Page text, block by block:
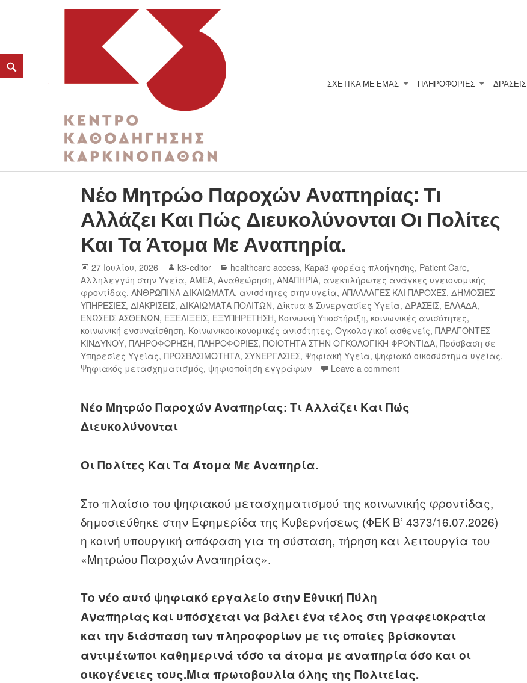
K3
ΚΕΝΤΡΟ ΚΑΘΟΔΗΓΗΣΗΣ ΚΑΡΚΙΝΟΠΑΘΩΝ
ΣΧΕΤΙΚΆ ΜΕ ΕΜΆΣ ΠΛΗΡΟΦΟΡΙΕΣ ΔΡΑΣΕΙΣ
ΚΑΤΗΓΟΡΊΑ:
Νέο Μητρώο Παροχών Αναπηρίας: Τι
Αλλάζει Και Πώς Διευκολύνονται Οι Πολίτες
Και Τα Άτομα Με Αναπηρία.
27 Ιουλίου, 2026 k3-editor healthcare access, Kapa3 φορέας πλοήγησης, Patient Care,
Αλληλεγγύη στην Υγεία,ΑΜΕΑ,Αναθεώρηση,ΑΝΑΠΗΡΙΑ, ανεκπλήρωτες ανάγκες υγειονομικής
φροντίδας,ΑΝΘΡΩΠΙΝΑ ΔΙΚΑΙΩΜΑΤΑ, ανισότητες στην υγεία,ΑΠΑΛΛΑΓΕΣ ΚΑΙ ΠΑΡΟΧΕΣ,ΔΗΜΟΣΙΕΣ
ΥΠΗΡΕΣΙΕΣ,ΔΙΑΚΡΙΣΕΙΣ,ΔΙΚΑΙΩΜΑΤΑ ΠΟΛΙΤΩΝ,Δίκτυα & Συνεργασίες Υγεία,ΔΡΑΣΕΙΣ, ΕΛΛΑΔΑ,
ΕΝΩΣΕΙΣ ΑΣΘΕΝΩΝ, ΕΞΕΛΙΞΕΙΣ, ΕΞΥΠΗΡΕΤΗΣΗ, Κοινωική Υποστήριξη,κοινωνικές ανισότητες,
κοινωνική ενσυναίσθηση, Κοινωνικοοικονομικές ανισότητες,Ογκολογικοί ασθενείς,ΠΑΡΑΓΟΝΤΕΣ
ΚΙΝΔΥΝΟΥ,ΠΛΗΡΟΦΟΡΗΣΗ,ΠΛΗΡΟΦΟΡΙΕΣ,ΠΟΙΟΤΗΤΑ ΣΤΗΝ ΟΓΚΟΛΟΓΙΚΗ ΦΡΟΝΤΙΔΑ,Πρόσβαση σε
Υπηρεσίες Υγείας,ΠΡΟΣΒΑΣΙΜΟΤΗΤΑ,ΣΥΝΕΡΓΑΣΙΕΣ, Ψηφιακή Υγεία, ψηφιακό οικοσύστημα υγείας,
Ψηφιακός μετασχηματισμός, ψηφιοποίηση εγγράφων Leave a comment
Νέο Μητρώο Παροχών Αναπηρίας: Τι Αλλάζει Και Πώς
Διευκολύνονται
Οι Πολίτες Και Τα Άτομα Με Αναπηρία.
Στο πλαίσιο του ψηφιακού μετασχηματισμού της κοινωνικής φροντίδας,
δημοσιεύθηκε στην Εφημερίδα της Κυβερνήσεως (ΦΕΚ Β’ 4373/16.07.2026)
η κοινή υπουργική απόφαση για τη σύσταση, τήρηση και λειτουργία του
«Μητρώου Παροχών Αναπηρίας».
Το νέο αυτό ψηφιακό εργαλείο στην Εθνική Πύλη
Αναπηρίας και υπόσχεται να βάλει ένα τέλος στη γραφειοκρατία
και την διάσπαση των πληροφορίων με τις οποίες βρίσκονται
αντιμέτωποι καθημερινά τόσο τα άτομα με αναπηρία όσο και οι
οικογένειες τους.Μια πρωτοβουλία όλης της Πολιτείας.